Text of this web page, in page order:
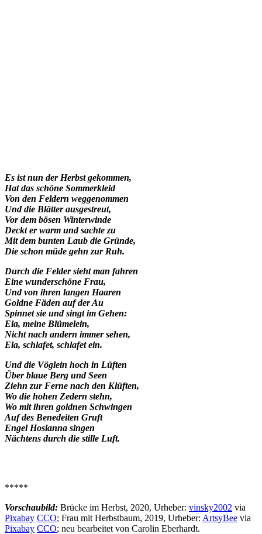
Es ist nun der Herbst gekommen,
Hat das schöne Sommerkleid
Von den Feldern weggenommen
Und die Blätter ausgestreut,
Vor dem bösen Winterwinde
Deckt er warm und sachte zu
Mit dem bunten Laub die Gründe,
Die schon müde gehn zur Ruh.
Durch die Felder sieht man fahren
Eine wunderschöne Frau,
Und von ihren langen Haaren
Goldne Fäden auf der Au
Spinnet sie und singt im Gehen:
Eia, meine Blümelein,
Nicht nach andern immer sehen,
Eia, schlafet, schlafet ein.
Und die Vöglein hoch in Lüften
Über blaue Berg und Seen
Ziehn zur Ferne nach den Klüften,
Wo die hohen Zedern stehn,
Wo mit ihren goldnen Schwingen
Auf des Benedeiten Gruft
Engel Hosianna singen
Nächtens durch die stille Luft.
*****
Vorschaubild: Brücke im Herbst, 2020, Urheber: vinsky2002 via
Pixabay CCO; Frau mit Herbstbaum, 2019, Urheber: ArtsyBee via
Pixabay CCO; neu bearbeitet von Carolin Eberhardt.